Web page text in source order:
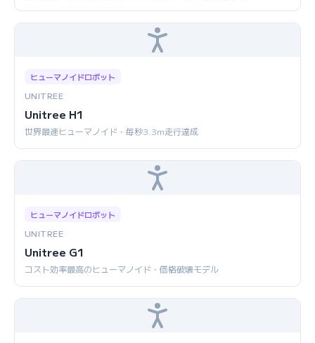
ヒューマノイドロボット
UNITREE
Unitree H1
世界最速ヒューマノイド・毎秒3.3m走行達成
ヒューマノイドロボット
UNITREE
Unitree G1
コスト効率最高のヒューマノイド・価格破壊モデル